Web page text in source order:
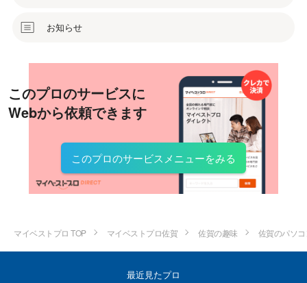
お知らせ
このプロのサービスに
Webから依頼できます
このプロのサービスメニューをみる
マイベストプロ TOP マイベストプロ佐賀 佐賀の趣味 佐賀のパソ
最近見たプロ